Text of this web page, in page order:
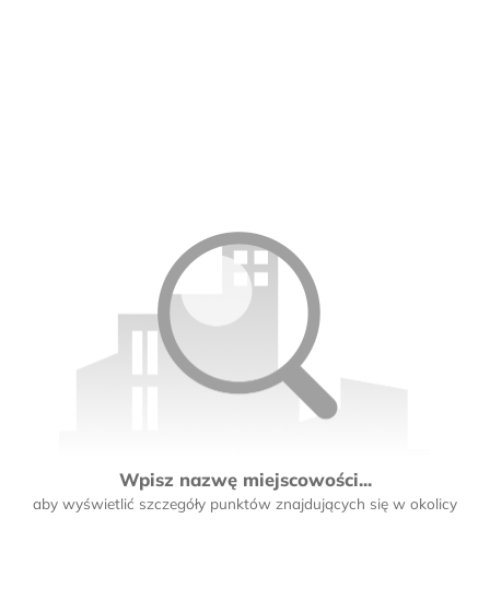
Wpisz nazwę miejscowości...
aby wyświetlić szczegóły punktów znajdujących się w okolicy